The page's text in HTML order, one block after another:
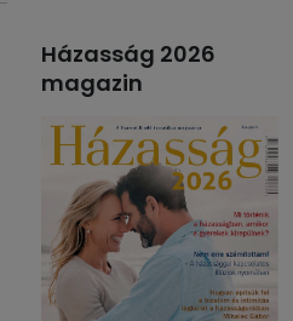
Házasság 2026
magazin